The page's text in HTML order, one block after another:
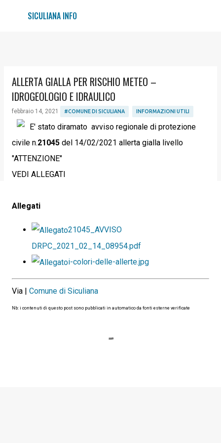
Passa ai contenuti principali
SICULIANA INFO
ALLERTA GIALLA PER RISCHIO METEO –
IDROGEOLOGIO E IDRAULICO
febbraio 14, 2021 #COMUNE DI SICULIANA INFORMAZIONI UTILI
E' stato diramato avviso regionale di protezione
civile n.21045 del 14/02/2021 allerta gialla livello
"ATTENZIONE"
VEDI ALLEGATI
Allegati
21045_AVVISO
DRPC_2021_02_14_08954.pdf
i-colori-delle-allerte.jpg
Via | Comune di Siculiana
Nb: i contenuti di questo post sono pubblicati in automatico da fonti esterne verificate